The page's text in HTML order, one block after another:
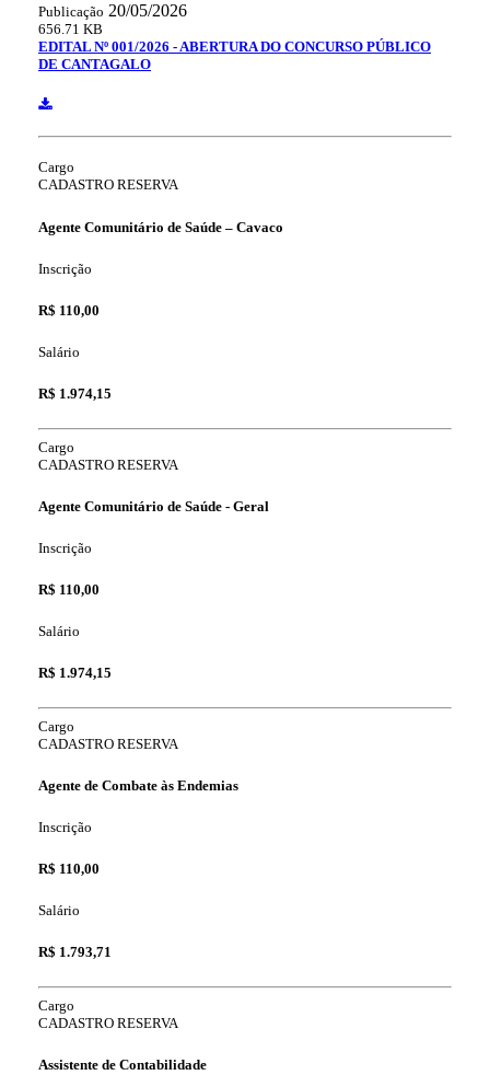
Publicação 20/05/2026
656.71 KB
EDITAL Nº 001/2026 - ABERTURA DO CONCURSO PÚBLICO
DE CANTAGALO
Cargo
CADASTRO RESERVA
Agente Comunitário de Saúde – Cavaco
Inscrição
R$ 110,00
Salário
R$ 1.974,15
Cargo
CADASTRO RESERVA
Agente Comunitário de Saúde - Geral
Inscrição
R$ 110,00
Salário
R$ 1.974,15
Cargo
CADASTRO RESERVA
Agente de Combate às Endemias
Inscrição
R$ 110,00
Salário
R$ 1.793,71
Cargo
CADASTRO RESERVA
Assistente de Contabilidade